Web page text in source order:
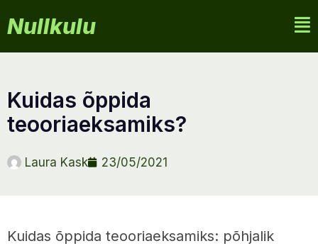
Nullkulu
kuidas õppida
teooriaeksamiks?
Laura Kask 23/05/2021
Kuidas õppida teooriaeksamiks: põhjalik